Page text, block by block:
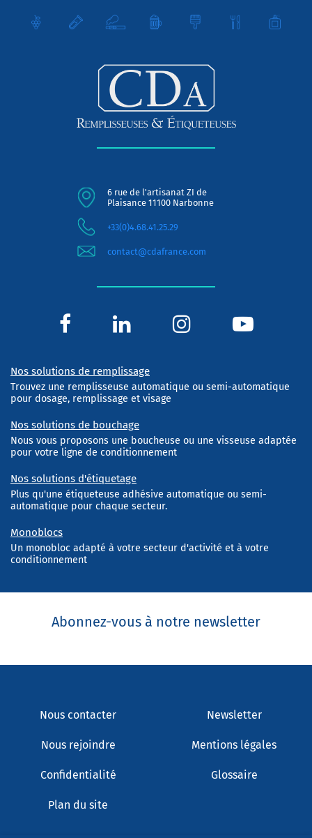
6 rue de l'artisanat ZI de
Plaisance 11100 Narbonne
+33(0)4.68.41.25.29
contact@cdafrance.com
Nos solutions de remplissage
Trouvez une remplisseuse automatique ou semi-automatique
pour dosage, remplissage et visage
Nos solutions de bouchage
Nous vous proposons une boucheuse ou une visseuse adaptée
pour votre ligne de conditionnement
Nos solutions d'étiquetage
Plus qu'une étiqueteuse adhésive automatique ou semi-
automatique pour chaque secteur.
Monoblocs
Un monobloc adapté à votre secteur d'activité et à votre
conditionnement
Abonnez-vous à notre newsletter
Nous contacter Newsletter
Nous rejoindre Mentions légales
Confidentialité Glossaire
Plan du site